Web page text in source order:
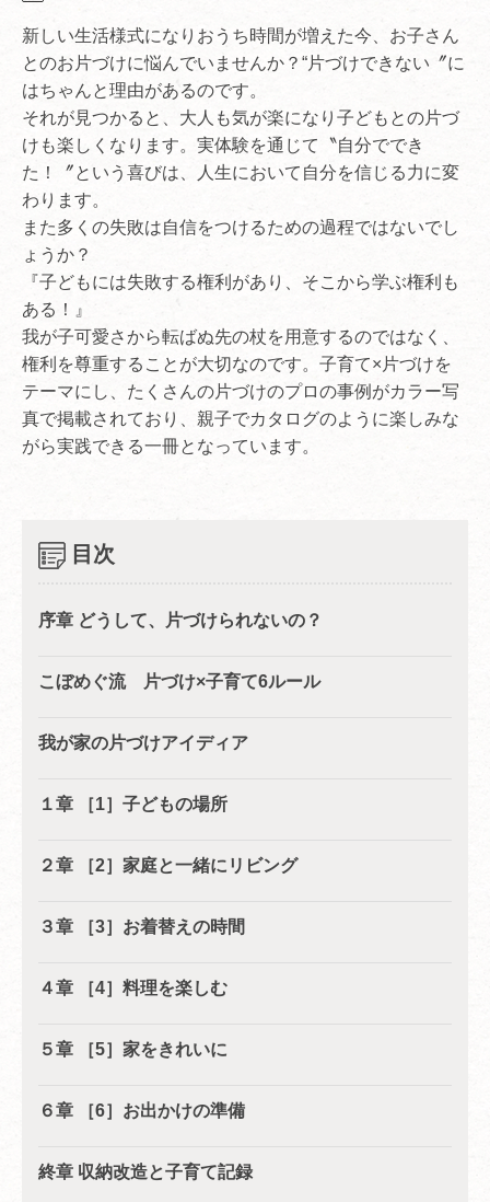
新しい生活様式になりおうち時間が増えた今、お子さん
とのお片づけに悩んでいませんか？“片づけできない〞に
はちゃんと理由があるのです。
それが見つかると、大人も気が楽になり子どもとの片づ
けも楽しくなります。実体験を通じて〝自分ででき
た！〞という喜びは、人生において自分を信じる力に変
わります。
また多くの失敗は自信をつけるための過程ではないでし
ょうか？
『子どもには失敗する権利があり、そこから学ぶ権利も
ある！』
我が子可愛さから転ばぬ先の杖を用意するのではなく、
権利を尊重することが大切なのです。子育て×片づけを
テーマにし、たくさんの片づけのプロの事例がカラー写
真で掲載されており、親子でカタログのように楽しみな
がら実践できる一冊となっています。
目次
序章 どうして、片づけられないの？
こぼめぐ流 片づけ×子育て6ルール
我が家の片づけアイディア
１章 ［1］子どもの場所
２章 ［2］家庭と一緒にリビング
３章 ［3］お着替えの時間
４章 ［4］料理を楽しむ
５章 ［5］家をきれいに
６章 ［6］お出かけの準備
終章 収納改造と子育て記録